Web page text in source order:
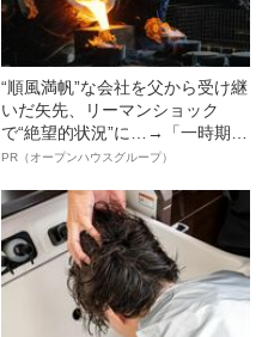
“順風満帆”な会社を父から受け継
いだ矢先、リーマンショック
で“絶望的状況”に…→「一時期は
納品3年待ち」のヒット商品を生
明かす、“逆転の戦術”
PR（オープンハウスグループ）